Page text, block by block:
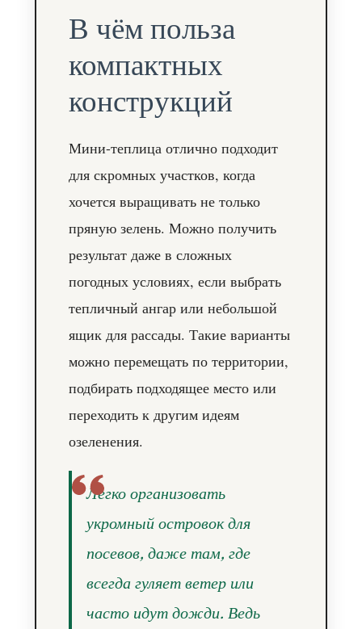
В чём польза
компактных
конструкций
Мини-теплица отлично подходит
для скромных участков, когда
хочется выращивать не только
пряную зелень. Можно получить
результат даже в сложных
погодных условиях, если выбрать
тепличный ангар или небольшой
ящик для рассады. Такие варианты
можно перемещать по территории,
подбирать подходящее место или
переходить к другим идеям
озеленения.
Легко организовать
укромный островок для
посевов, даже там, где
всегда гуляет ветер или
часто идут дожди. Ведь